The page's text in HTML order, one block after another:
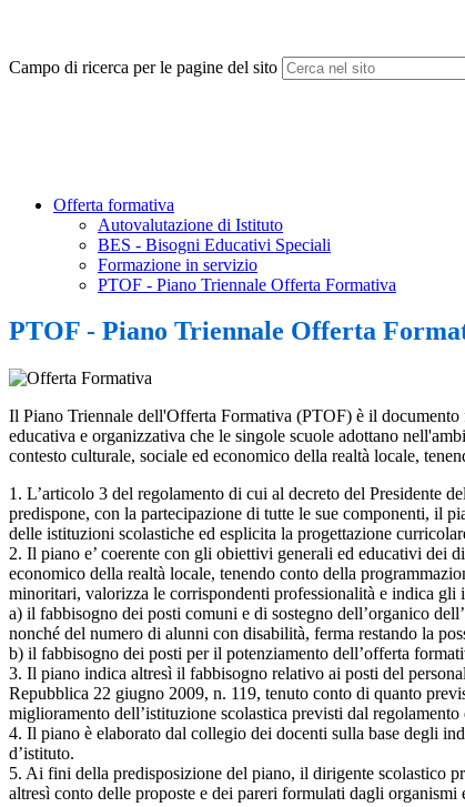
Campo di ricerca per le pagine del sito
Offerta formativa
Autovalutazione di Istituto
BES - Bisogni Educativi Speciali
Formazione in servizio
PTOF - Piano Triennale Offerta Formativa
PTOF - Piano Triennale Offerta
Il Piano Triennale dell'Offerta Formativa (PTOF) è il
educativa e organizzativa che le singole scuole adottano
contesto culturale, sociale ed economico della realtà locale,
1. L’articolo 3 del regolamento di cui al decreto del Presidente
predispone, con la partecipazione di tutte le sue componenti, il
delle istituzioni scolastiche ed esplicita la progettazione
2. Il piano e’ coerente con gli obiettivi generali ed educativi dei
economico della realtà locale, tenendo conto della
minoritari, valorizza le corrispondenti professionalità e indica gli
a) il fabbisogno dei posti comuni e di sostegno dell’organico
nonché del numero di alunni con disabilità, ferma restando la
b) il fabbisogno dei posti per il potenziamento dell’offerta
3. Il piano indica altresì il fabbisogno relativo ai posti del
Repubblica 22 giugno 2009, n. 119, tenuto conto di quanto
miglioramento dell’istituzione scolastica previsti dal
4. Il piano è elaborato dal collegio dei docenti sulla base degli
d’istituto.
5. Ai fini della predisposizione del piano, il dirigente scolastico
altresì conto delle proposte e dei pareri formulati dagli